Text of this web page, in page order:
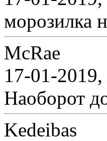
морозилка
McRae
17-01-
Наоборот
Kedeibas